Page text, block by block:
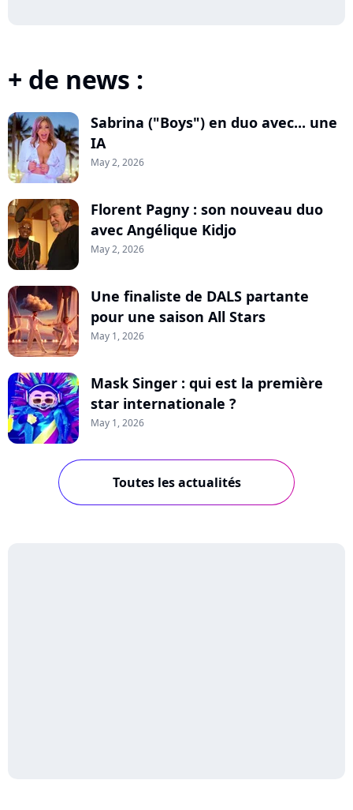
+ de news :
Sabrina ("Boys") en duo avec... une
IA
May 2, 2026
Florent Pagny : son nouveau duo
avec Angélique Kidjo
May 2, 2026
Une finaliste de DALS partante
pour une saison All Stars
May 1, 2026
Mask Singer : qui est la première
star internationale ?
May 1, 2026
Toutes les actualités